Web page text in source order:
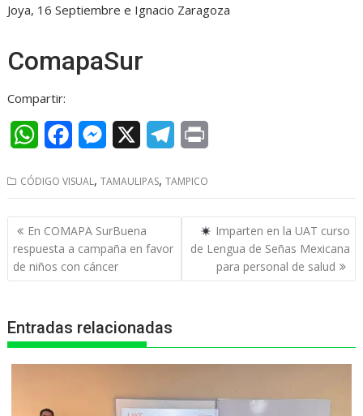
Joya, 16 Septiembre e Ignacio Zaragoza
ComapaSur
Compartir:
W
a
t
s
A
p
c
e
b
o
k
M
s
s
e
n
e
l
e
n
t
CÓDIGO VISUAL,TAMAULIPAS,TAMPICO
Navegación
de
entradas
En COMAPA SurBuena
respuesta a campaña en favor
de niños con cáncer
Imparten en la UAT curso
de Lengua de Señas Mexicana
para personal de salud
Entradas relacionadas